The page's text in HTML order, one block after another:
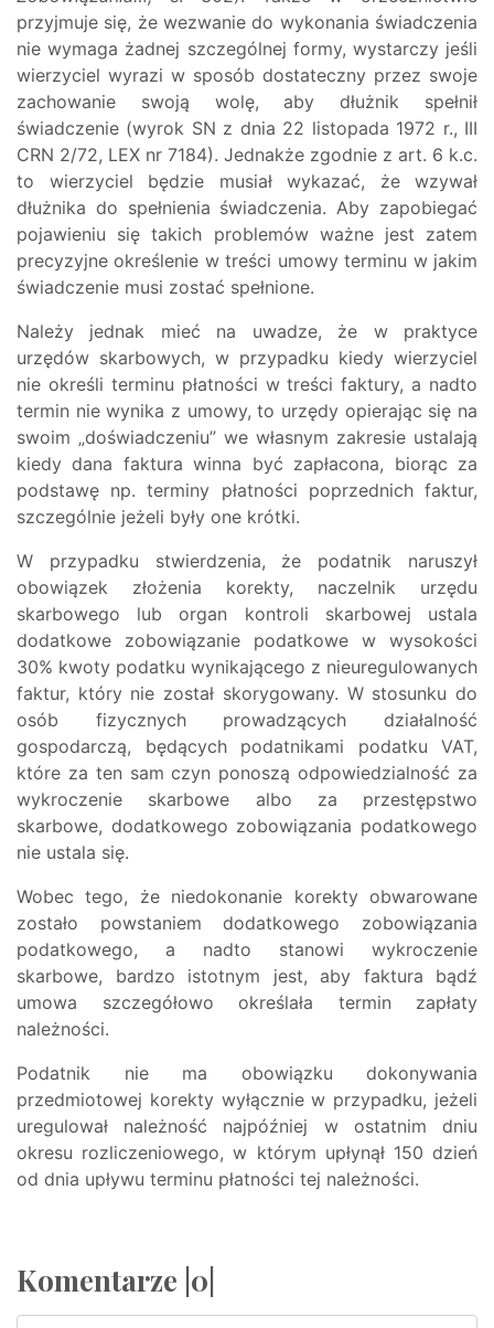
przyjmuje się, że wezwanie do wykonania świadczenia
nie wymaga żadnej szczególnej formy, wystarczy jeśli
wierzyciel wyrazi w sposób dostateczny przez swoje
zachowanie swoją wolę, aby dłużnik spełnił
świadczenie (wyrok SN z dnia 22 listopada 1972 r., III
CRN 2/72, LEX nr 7184). Jednakże zgodnie z art. 6 k.c.
to wierzyciel będzie musiał wykazać, że wzywał
dłużnika do spełnienia świadczenia. Aby zapobiegać
pojawieniu się takich problemów ważne jest zatem
precyzyjne określenie w treści umowy terminu w jakim
świadczenie musi zostać spełnione.
Należy jednak mieć na uwadze, że w praktyce
urzędów skarbowych, w przypadku kiedy wierzyciel
nie określi terminu płatności w treści faktury, a nadto
termin nie wynika z umowy, to urzędy opierając się na
swoim „doświadczeniu” we własnym zakresie ustalają
kiedy dana faktura winna być zapłacona, biorąc za
podstawę np. terminy płatności poprzednich faktur,
szczególnie jeżeli były one krótki.
W przypadku stwierdzenia, że podatnik naruszył
obowiązek złożenia korekty, naczelnik urzędu
skarbowego lub organ kontroli skarbowej ustala
dodatkowe zobowiązanie podatkowe w wysokości
30% kwoty podatku wynikającego z nieuregulowanych
faktur, który nie został skorygowany. W stosunku do
osób fizycznych prowadzących działalność
gospodarczą, będących podatnikami podatku VAT,
które za ten sam czyn ponoszą odpowiedzialność za
wykroczenie skarbowe albo za przestępstwo
skarbowe, dodatkowego zobowiązania podatkowego
nie ustala się.
Wobec tego, że niedokonanie korekty obwarowane
zostało powstaniem dodatkowego zobowiązania
podatkowego, a nadto stanowi wykroczenie
skarbowe, bardzo istotnym jest, aby faktura bądź
umowa szczegółowo określała termin zapłaty
należności.
Podatnik nie ma obowiązku dokonywania
przedmiotowej korekty wyłącznie w przypadku, jeżeli
uregulował należność najpóźniej w ostatnim dniu
okresu rozliczeniowego, w którym upłynął 150 dzień
od dnia upływu terminu płatności tej należności.
Komentarze |0|